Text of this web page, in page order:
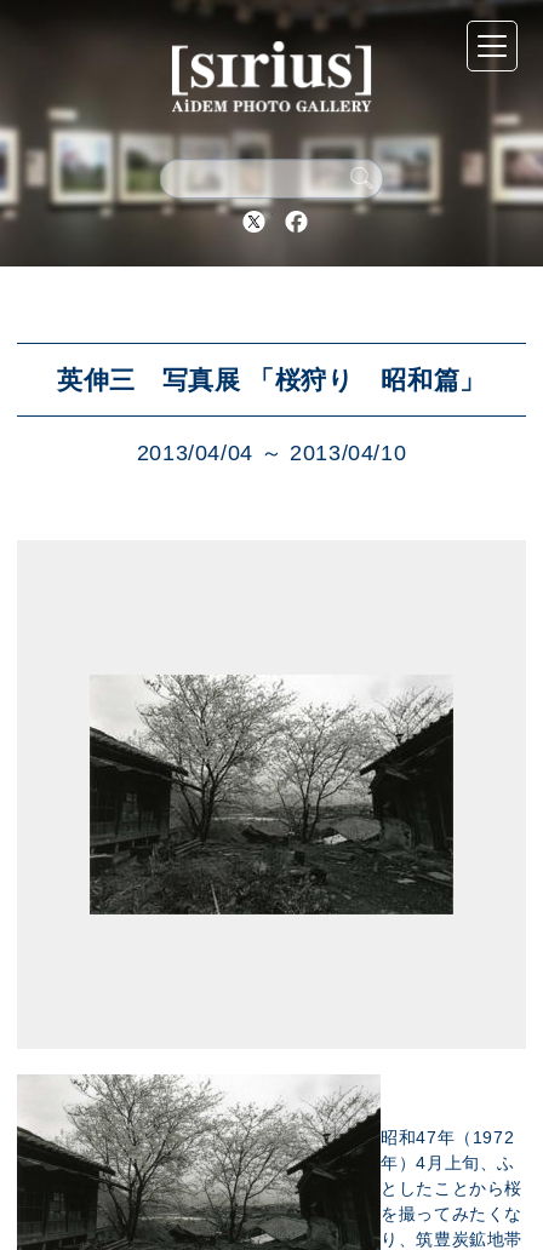
Twitter Facebook
英伸三 写真展 「桜狩り 昭和篇」
2013/04/04 ～ 2013/04/10
昭和47年（1972
年）4月上旬、ふ
としたことから桜
を撮ってみたくな
り、筑豊炭鉱地帯
シリウスについて
展示スケジュール
アクセス